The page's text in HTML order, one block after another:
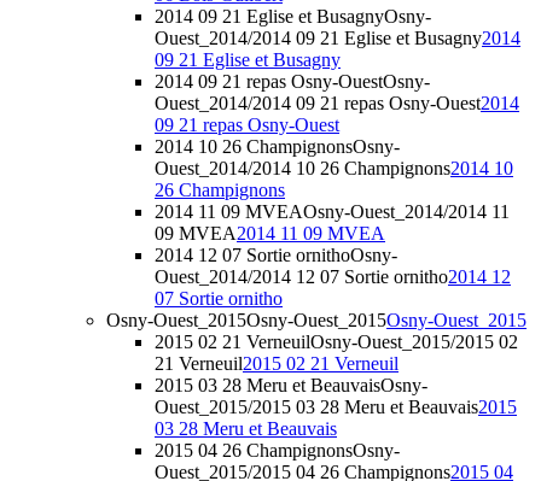
2014 09 21 Eglise et BusagnyOsny-
Ouest_2014/2014 09 21 Eglise et Busagny2014
09 21 Eglise et Busagny
2014 09 21 repas Osny-OuestOsny-
Ouest_2014/2014 09 21 repas Osny-Ouest2014
09 21 repas Osny-Ouest
2014 10 26 ChampignonsOsny-
Ouest_2014/2014 10 26 Champignons2014 10
26 Champignons
2014 11 09 MVEAOsny-Ouest_2014/2014 11
09 MVEA2014 11 09 MVEA
2014 12 07 Sortie ornithoOsny-
Ouest_2014/2014 12 07 Sortie ornitho2014 12
07 Sortie ornitho
Osny-Ouest_2015Osny-Ouest_2015Osny-Ouest_2015
2015 02 21 VerneuilOsny-Ouest_2015/2015 02
21 Verneuil2015 02 21 Verneuil
2015 03 28 Meru et BeauvaisOsny-
Ouest_2015/2015 03 28 Meru et Beauvais2015
03 28 Meru et Beauvais
2015 04 26 ChampignonsOsny-
Ouest_2015/2015 04 26 Champignons2015 04